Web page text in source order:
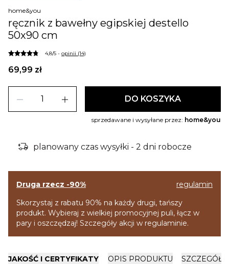
home&you
ręcznik z bawełny egipskiej destello
50x90 cm
4,8/5 - opinii (14)
69,99 zł
remove add DO KOSZYKA
sprzedawane i wysyłane przez: home&you
delivery_truck_bolt planowany czas wysyłki - 2 dni robocze
Druga rzecz -90%
regulamin
Skorzystaj z rabatu 90% na każdy drugi, tańszy
produkt. Wybieraj z wielkiej promocyjnej puli, łącz w
pary i oszczędzaj! Szczegóły akcji w regulaminie.
JAKOŚĆ I CERTYFIKATY OPIS PRODUKTU